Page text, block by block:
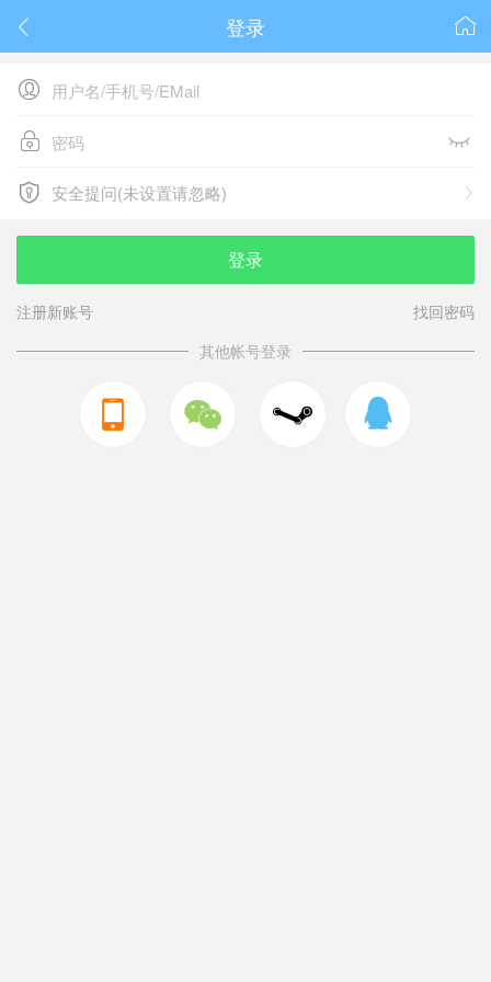
 
登录

 
 
安全提问(未设置请忽略)
安全提问(未设置请忽略)
登录
注册新账号
找回密码
其他帐号登录
  